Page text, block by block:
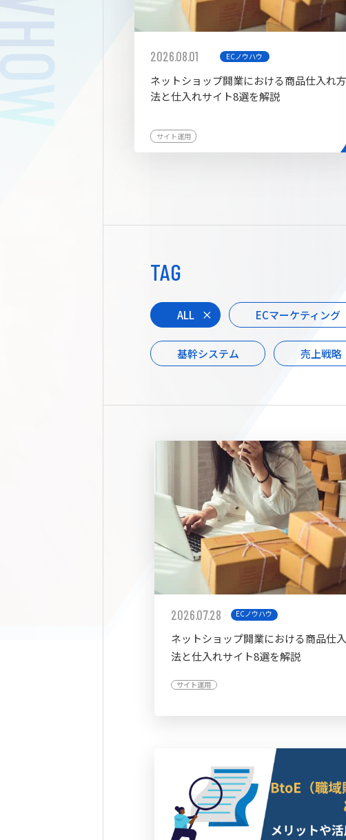
2026.08.01 ECノウハウ
ネットショップ開業における商品仕入れ方
法と仕入れサイト8選を解説
サイト運用
TAG
ALL ECマーケティング
基幹システム 売上戦略
2026.07.28 ECノウハウ
ネットショップ開業における商品仕
法と仕入れサイト8選を解説
サイト運用